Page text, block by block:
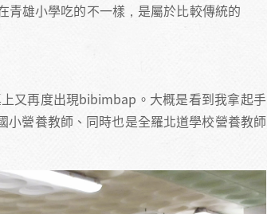
雄小學吃的不一樣，是屬於比較傳統的
又再度出現bibimbap。大概是看到我拿起手
小營養教師、同時也是全羅北道學校營養教師